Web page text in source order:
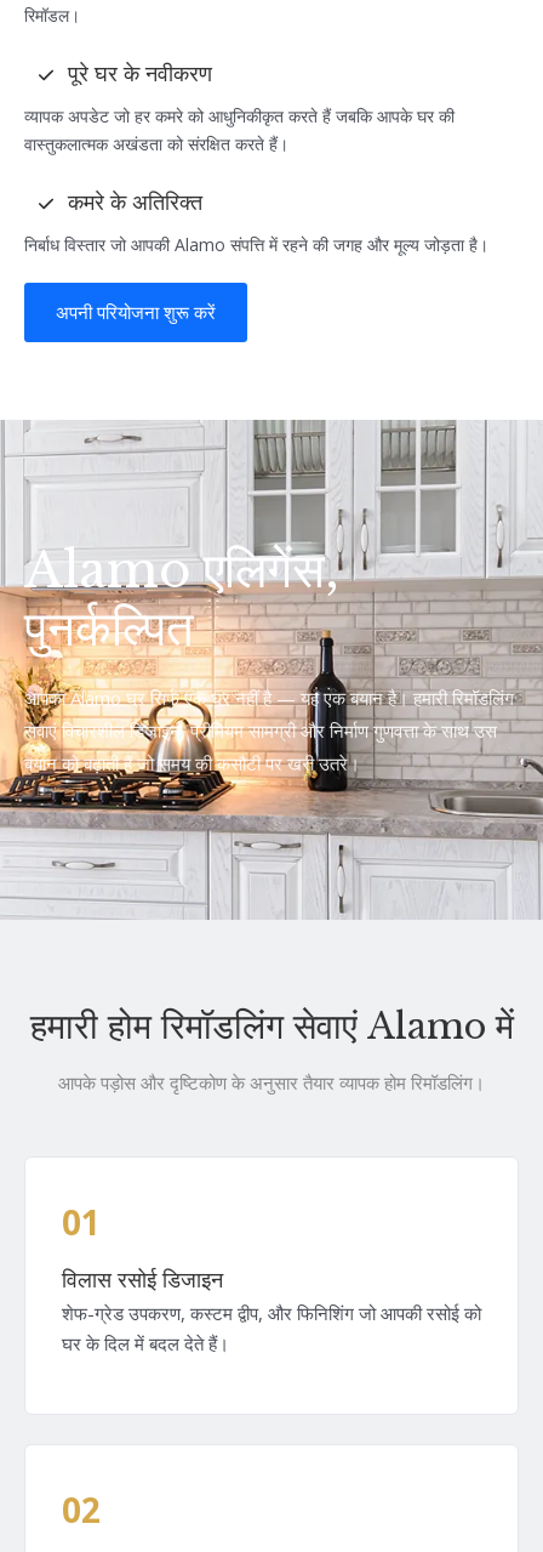
रिमॉडल।
पूरे घर के नवीकरण
व्यापक अपडेट जो हर कमरे को आधुनिकीकृत करते हैं जबकि आपके घर की
वास्तुकलात्मक अखंडता को संरक्षित करते हैं।
कमरे के अतिरिक्त
निर्बाध विस्तार जो आपकी Alamo संपत्ति में रहने की जगह और मूल्य जोड़ता है।
अपनी परियोजना शुरू करें
Alamo एलिगेंस,
पुनर्कल्पित
आपका Alamo घर सिर्फ एक घर नहीं है — यह एक बयान है। हमारी रिमॉडलिंग
सेवाएं विचारशील डिजाइन, प्रीमियम सामग्री और निर्माण गुणवत्ता के साथ उस
बयान को बढ़ाती हैं जो समय की कसौटी पर खरी उतरे।
हमारी होम रिमॉडलिंग सेवाएं Alamo में
आपके पड़ोस और दृष्टिकोण के अनुसार तैयार व्यापक होम रिमॉडलिंग।
01
विलास रसोई डिजाइन
शेफ-ग्रेड उपकरण, कस्टम द्वीप, और फिनिशिंग जो आपकी रसोई को
घर के दिल में बदल देते हैं।
02